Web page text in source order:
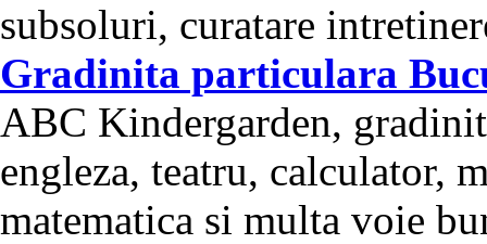
subsoluri, curatare
Gradinita particulara
ABC Kindergarden,
engleza, teatru, calculator,
matematica si multa voie